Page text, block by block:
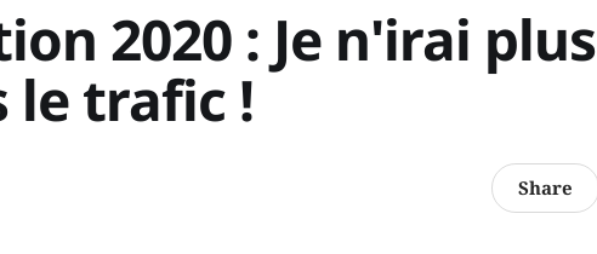
2020 : Je n'irai plus
le trafic !
Share